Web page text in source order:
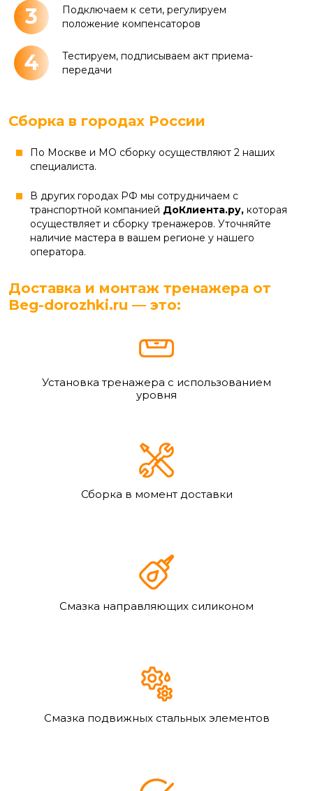
3
Подключаем к сети, регулируем
положение компенсаторов
4
Тестируем, подписываем акт приема-
передачи
Сборка в городах России
По Москве и МО сборку осуществляют 2 наших
специалиста.
В других городах РФ мы сотрудничаем с
транспортной компанией ДоКлиента.ру, которая
осуществляет и сборку тренажеров. Уточняйте
наличие мастера в вашем регионе у нашего
оператора.
Доставка и монтаж тренажера от
Beg-dorozhki.ru — это:
Установка тренажера с использованием
уровня
Сборка в момент доставки
Смазка направляющих силиконом
Смазка подвижных стальных элементов